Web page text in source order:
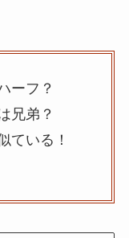
ーフ？
兄弟？
ている！